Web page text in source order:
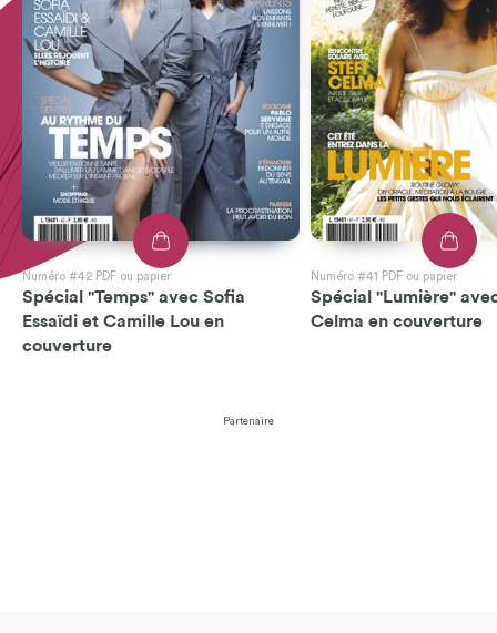
Numéro #42 PDF ou papier
Spécial "Temps" avec Sofia
Essaïdi et Camille Lou en
couverture
Numéro #41 PDF ou papier
Spécial "Lumière"
Celma en couverture
Partenaire